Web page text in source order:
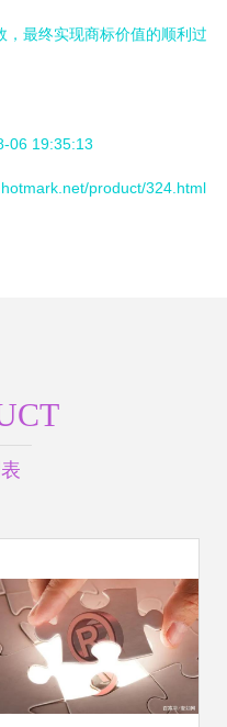
最终实现商标价值的顺利过
06 19:35:13
product/324.html